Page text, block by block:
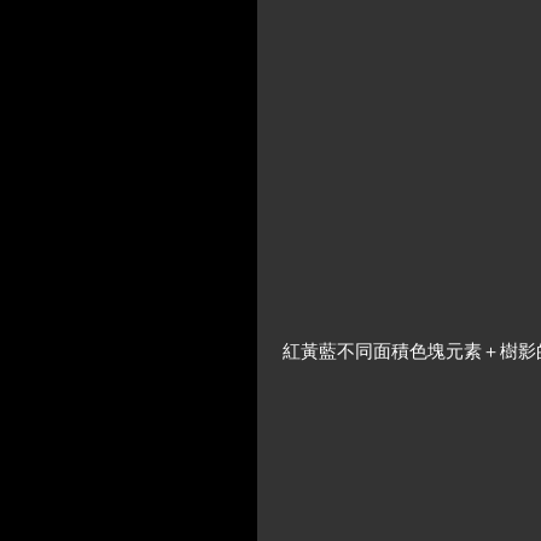
紅黃藍不同面積色塊元素＋樹影